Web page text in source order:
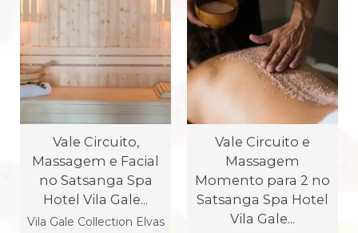
Vale Circuito,
Massagem e Facial
no Satsanga Spa
Hotel Vila Gale...
Vila Gale Collection Elvas
Vale Circuito e
Massagem
Momento para 2 no
Satsanga Spa Hotel
Vila Gale...